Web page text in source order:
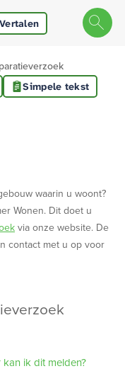
Vertalen
Simpele tekst
waarin u woont?
Wonen. Dit doet u
via onze website. De
contact met u op voor
kan ik dit melden?